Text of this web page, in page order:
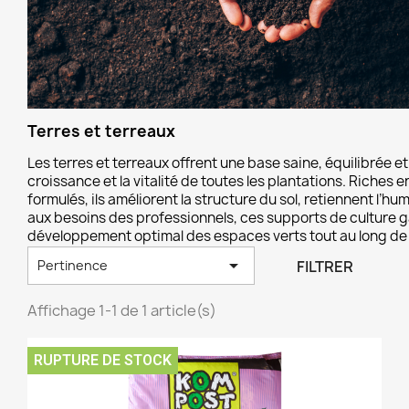
Terres et terreaux
Les terres et terreaux offrent une base saine, équilibrée
croissance et la vitalité de toutes les plantations. Riches
formulés, ils améliorent la structure du sol, retiennent
aux besoins des professionnels, ces supports de culture
développement optimal des espaces verts tout au long de
Pertinence  FILTRER
Affichage 1-1 de 1 article(s)
RUPTURE DE STOCK